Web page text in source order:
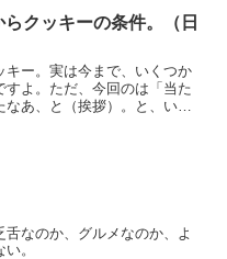
mi band4）がいい加減おかし
換え...
らクッキーの条件。（日
キー。実は今まで、いくつか
すよ。ただ、今回のは「当た
なあ、と（挨拶）。と、いう
舌なのか、グルメなのか、よ
。